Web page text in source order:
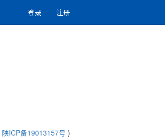
登录 注册
陕ICP备19013157号 )